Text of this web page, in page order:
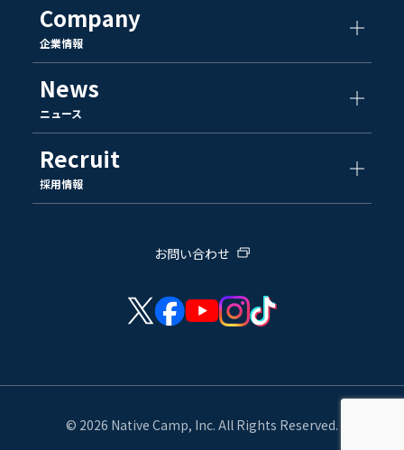
Company
企業情報
News
ニュース
Recruit
採用情報
お問い合わせ
© 2026 Native Camp, Inc. All Rights Reserved.